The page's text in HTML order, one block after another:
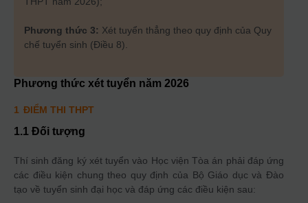
Phương thức 3: Xét tuyển thẳng theo quy định của Quy
chế tuyển sinh (Điều 8).
Phương thức xét tuyển năm 2026
1 ĐIỂM THI THPT
1.1 Đối tượng
Thí sinh đăng ký xét tuyển vào Học viện Tòa án phải đáp ứng
các điều kiện chung theo quy định của Bộ Giáo dục và Đào
tạo về tuyển sinh đại học và đáp ứng các điều kiện sau: